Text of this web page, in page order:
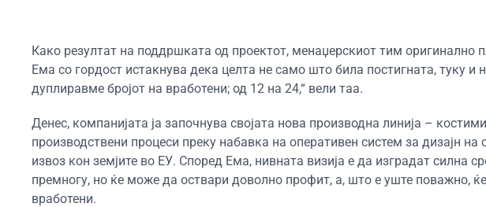
Како резултат на поддршката од проектот, менаџерскиот тим оригинално
Ема со гордост истакнува дека целта не само што била постигната, туку
дуплиравме бројот на вработени; од 12 на 24,“ вели таа.
Денес, компанијата ја започнува својата нова производна линија –
производствени процеси преку набавка на оперативен систем за дизајн
извоз кон земјите во ЕУ. Според Ема, нивната визија е да изградат силна
премногу, но ќе може да оствари доволно профит, а, што е уште поважно,
вработени.